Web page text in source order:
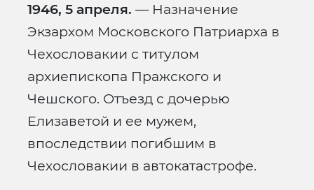
1946, 5 апреля. — Назначение
Экзархом Московского Патриарха в
Чехословакии с титулом
архиепископа Пражского и
Чешского. Отъезд с дочерью
Елизаветой и ее мужем,
впоследствии погибшим в
Чехословакии в автокатастрофе.